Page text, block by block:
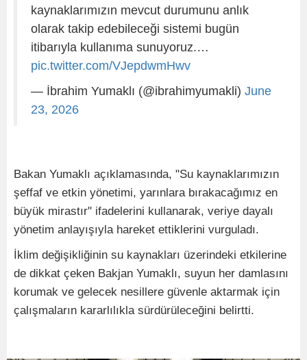
kaynaklarımızın mevcut durumunu anlık
olarak takip edebileceği sistemi bugün
itibarıyla kullanıma sunuyoruz.…
pic.twitter.com/VJepdwmHwv
— İbrahim Yumaklı (@ibrahimyumakli) June
23, 2026
Bakan Yumaklı açıklamasında, "Su kaynaklarımızın
şeffaf ve etkin yönetimi, yarınlara bırakacağımız en
büyük mirastır" ifadelerini kullanarak, veriye dayalı
yönetim anlayışıyla hareket ettiklerini vurguladı.
İklim değişikliğinin su kaynakları üzerindeki etkilerine
de dikkat çeken Bakjan Yumaklı, suyun her damlasını
korumak ve gelecek nesillere güvenle aktarmak için
çalışmaların kararlılıkla sürdürüleceğini belirtti.